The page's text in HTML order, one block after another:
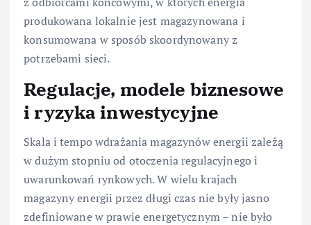
produkowana lokalnie jest magazynowana i
konsumowana w sposób skoordynowany z
potrzebami sieci.
Regulacje, modele biznesowe
i ryzyka inwestycyjne
Skala i tempo wdrażania magazynów energii zależą
w dużym stopniu od otoczenia regulacyjnego i
uwarunkowań rynkowych. W wielu krajach
magazyny energii przez długi czas nie były jasno
zdefiniowane w prawie energetycznym – nie było